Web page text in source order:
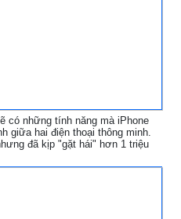
có những tính năng mà iPhone
giữa hai điện thoại thông minh.
đã kịp "gặt hái" hơn 1 triệu